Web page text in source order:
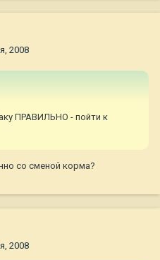
2008
ПРАВИЛЬНО - пойти к
со сменой корма?
2008